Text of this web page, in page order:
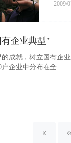
2009/
企业典型”
成就，树立国有企
企业中分布在全....